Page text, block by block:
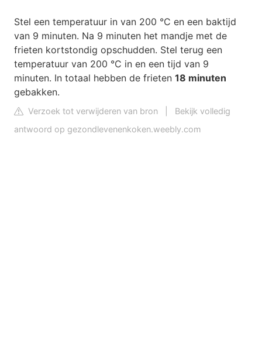
Stel een temperatuur in van 200 °C en een baktijd
van 9 minuten. Na 9 minuten het mandje met de
frieten kortstondig opschudden. Stel terug een
temperatuur van 200 °C in en een tijd van 9
minuten. In totaal hebben de frieten 18 minuten
gebakken.
Verzoek tot verwijderen van bron
Bekijk volledig
antwoord op gezondlevenenkoken.weebly.com